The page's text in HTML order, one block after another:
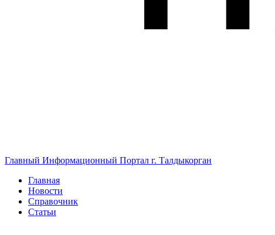
Главный Информационный Портал г. Талдыкорган
Главная
Новости
Справочник
Статьи